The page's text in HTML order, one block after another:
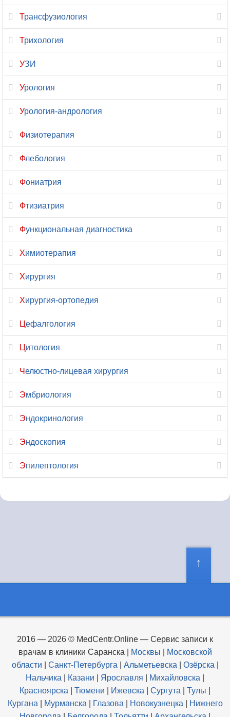
ортопедия
Цефалгология
Цитология
Челюстно-
хирургия
Эмбриология
Эндокринология
Эндоскопия
Эпилептология
Трансфузиология
Трихология
УЗИ
Урология
Урология-андрология
Физиотерапия
Флебология
Фониатрия
Фтизиатрия
Функциональная диагностика
Химиотерапия
Хирургия
Хирургия-ортопедия
Цефалгология
Цитология
Челюстно-лицевая хирургия
Эмбриология
Эндокринология
Эндоскопия
Эпилептология
2016 — 2026 © MedCentr.Online — Сервис записи к
врачам в клиники Саранска
Москвы
Московской
области
Санкт-Петербурга Альметьевска Озёрска
Нальчика
Казани Ярославля Михайловска
Красноярска
Тюмени Ижевска Сургута Тулы
Кургана
Мурманска Глазова Новокузнецка
Нижнего